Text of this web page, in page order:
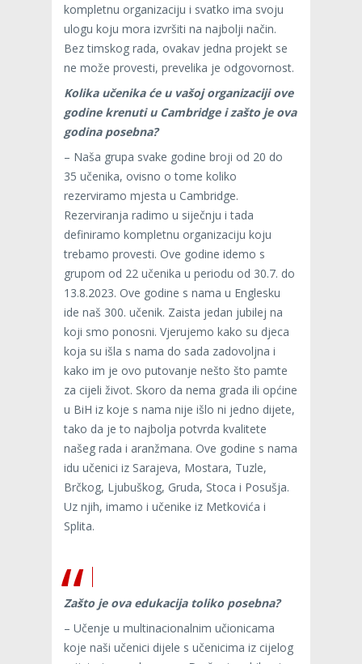
kompletnu organizaciju i svatko ima svoju
ulogu koju mora izvršiti na najbolji način.
Bez timskog rada, ovakav jedna projekt se
ne može provesti, prevelika je odgovornost.
Kolika učenika će u vašoj organizaciji ove
godine krenuti u Cambridge i zašto je ova
godina posebna?
– Naša grupa svake godine broji od 20 do
35 učenika, ovisno o tome koliko
rezerviramo mjesta u Cambridge.
Rezerviranja radimo u siječnju i tada
definiramo kompletnu organizaciju koju
trebamo provesti. Ove godine idemo s
grupom od 22 učenika u periodu od 30.7. do
13.8.2023. Ove godine s nama u Englesku
ide naš 300. učenik. Zaista jedan jubilej na
koji smo ponosni. Vjerujemo kako su djeca
koja su išla s nama do sada zadovoljna i
kako im je ovo putovanje nešto što pamte
za cijeli život. Skoro da nema grada ili općine
u BiH iz koje s nama nije išlo ni jedno dijete,
tako da je to najbolja potvrda kvalitete
našeg rada i aranžmana. Ove godine s nama
idu učenici iz Sarajeva, Mostara, Tuzle,
Brčkog, Ljubuškog, Gruda, Stoca i Posušja.
Uz njih, imamo i učenike iz Metkovića i
Splita.
Zašto je ova edukacija toliko posebna?
– Učenje u multinacionalnim učionicama
koje naši učenici dijele s učenicima iz cijelog